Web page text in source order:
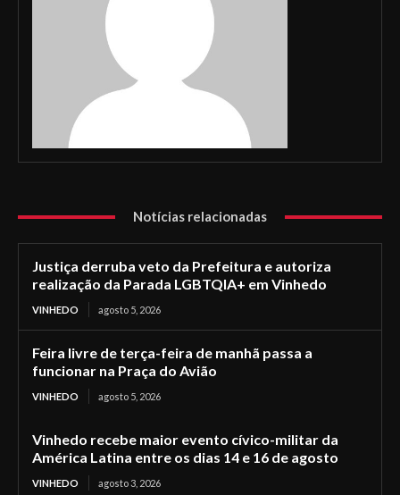
Notícias relacionadas
Justiça derruba veto da Prefeitura e autoriza
realização da Parada LGBTQIA+ em Vinhedo
VINHEDO agosto 5, 2026
Feira livre de terça-feira de manhã passa a
funcionar na Praça do Avião
VINHEDO agosto 5, 2026
Vinhedo recebe maior evento cívico-militar da
América Latina entre os dias 14 e 16 de agosto
VINHEDO agosto 3, 2026